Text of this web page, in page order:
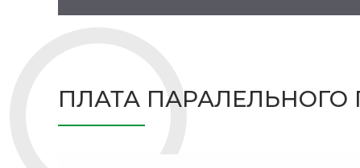
ПЛАТА ПАРАЛЕЛЬНОГО